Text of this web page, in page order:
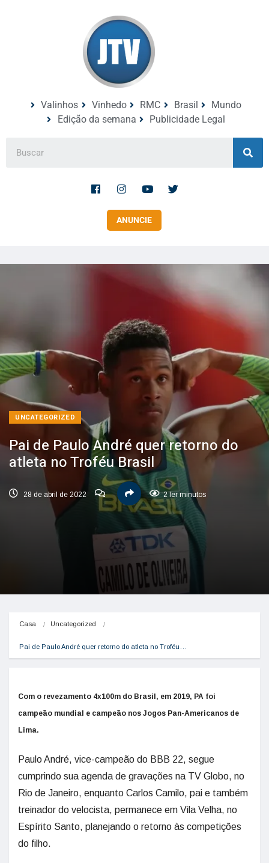
Valinhos Vinhedo RMC Brasil
Mundo
Edição da semana
Publicidade Legal
ANUNCIE
UNCATEGORIZED
Pai de Paulo André quer retorno do
atleta no Troféu Brasil
28 de abril de 2022 2 ler minutos
Casa Uncategorized
Pai de Paulo André quer retorno do atleta no Troféu…
Com o revezamento 4x100m do Brasil, em 2019, PA foi
campeão mundial e campeão nos Jogos Pan-Americanos de
Lima.
Paulo André, vice-campeão do BBB 22, segue
cumprindo sua agenda de gravações na TV Globo, no
Rio de Janeiro, enquanto Carlos Camilo, pai e também
treinador do velocista, permanece em Vila Velha, no
Espírito Santo, planejando o retorno às competições
do filho.